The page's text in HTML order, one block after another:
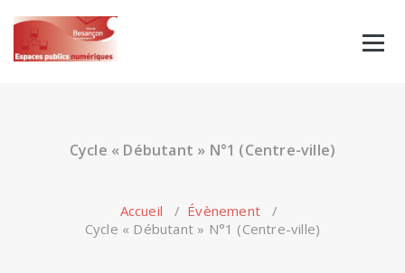
content
Cycle « Débutant » N°1 (Centre-ville)
Accueil / Évènement /
Cycle « Débutant » N°1 (Centre-ville)